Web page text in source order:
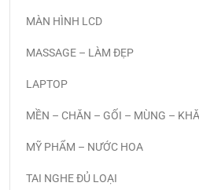
MÀN HÌNH LCD
MASSAGE – LÀM ĐẸP
LAPTOP
MỀN – CHĂN – GỐI – MÙNG –
MỸ PHẨM – NƯỚC HOA
TAI NGHE ĐỦ LOẠI